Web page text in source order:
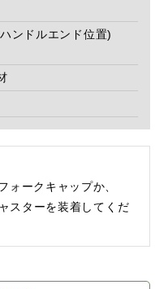
ンドルエンド位置)
ォークキャップか、
スターを装着してくだ